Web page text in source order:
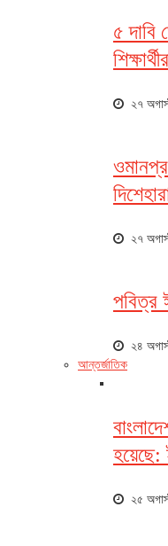
৫
২৭
২৭
পবিত্র
২৪
আন্তর্জাতিক
হয়েছে:
২৫